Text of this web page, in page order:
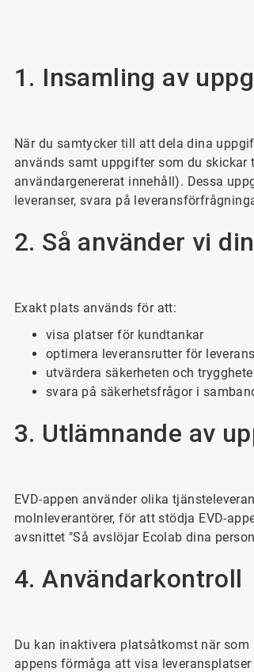
1. Insamling av
När du samtycker till att dela dina
används samt uppgifter som du
användargenererat innehåll). Dessa
leveranser, svara på
2. Så använder vi
Exakt plats används för att:
visa platser för kundtankar
optimera leveransrutter för
utvärdera säkerheten och
svara på säkerhetsfrågor i
3. Utlämnande av
EVD-appen använder olika
molnleverantörer, för att stödja EVD-
avsnittet "Så avslöjar Ecolab dina
4. Användarkontroll
Du kan inaktivera platsåtkomst när
appens förmåga att visa